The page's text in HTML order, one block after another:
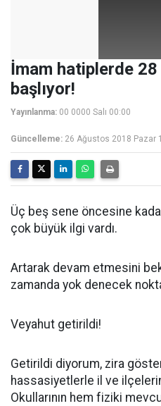
İmam hatiplerde
başlıyor!
Yayınlanma: 00 0000 Salı 00:00
Güncelleme: 26 Ağustos 2018 Pazar
Üç beş sene öncesine
çok büyük ilgi vardı.
Artarak devam etmesini
zamanda yok denecek
Veyahut getirildi!
Getirildi diyorum, zira
hassasiyetlerle il ve
Okullarının hem fiziki